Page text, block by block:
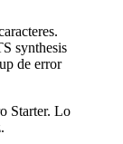
synthesis
de error
Starter. Lo